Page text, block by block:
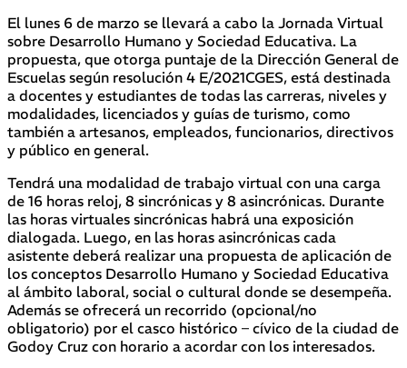
El lunes 6 de marzo se llevará a cabo la Jornada Virtual
sobre Desarrollo Humano y Sociedad Educativa. La
propuesta, que otorga puntaje de la Dirección General de
Escuelas según resolución 4 E/2021CGES, está destinada
a docentes y estudiantes de todas las carreras, niveles y
modalidades, licenciados y guías de turismo, como
también a artesanos, empleados, funcionarios, directivos
y público en general.
Tendrá una modalidad de trabajo virtual con una carga
de 16 horas reloj, 8 sincrónicas y 8 asincrónicas. Durante
las horas virtuales sincrónicas habrá una exposición
dialogada. Luego, en las horas asincrónicas cada
asistente deberá realizar una propuesta de aplicación de
los conceptos Desarrollo Humano y Sociedad Educativa
al ámbito laboral, social o cultural donde se desempeña.
Además se ofrecerá un recorrido (opcional/no
obligatorio) por el casco histórico – cívico de la ciudad de
Godoy Cruz con horario a acordar con los interesados.